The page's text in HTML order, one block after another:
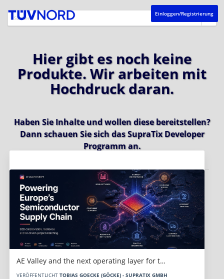
Einloggen/Registrierung
Hier gibt es noch keine
Produkte. Wir arbeiten mit
Hochdruck daran.
Haben Sie Inhalte und wollen diese bereitstellen?
Dann schauen Sie sich dasSupraTix Developer
Programman.
AE Valley and the next operating layer for t…
VERÖFFENTLICHT TOBIAS GOECKE (GÖCKE) - SUPRATIX GMBH